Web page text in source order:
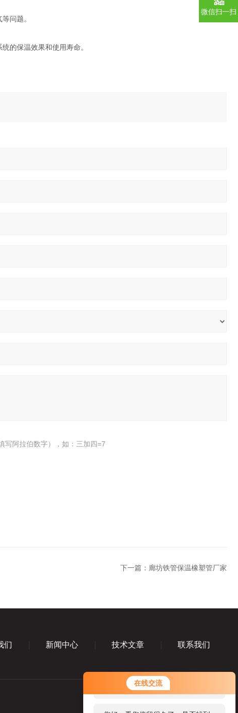
在线交流
您好！欢迎前来咨询，很高兴为您
服务，请问您要咨询什么问题呢？
问题。
的保温效果和使用寿命。
写阿拉伯数字），如：三加四=7
下一篇： 廊坊铁管保温橡塑管厂家
们 新闻中心 技术文章 联系我们
微信扫一扫